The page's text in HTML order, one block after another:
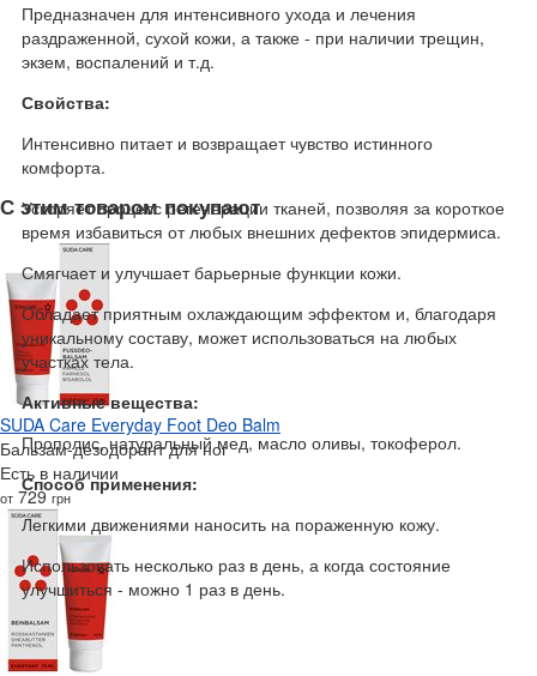
Предназначен для интенсивного ухода и лечения
раздраженной, сухой кожи, а также - при наличии трещин,
экзем, воспалений и т.д.
Свойства:
Интенсивно питает и возвращает чувство истинного
комфорта.
Ускоряет процесс регенерации тканей, позволяя за короткое
время избавиться от любых внешних дефектов эпидермиса.
Смягчает и улучшает барьерные функции кожи.
Обладает приятным охлаждающим эффектом и, благодаря
уникальному составу, может использоваться на любых
участках тела.
Активные вещества:
Прополис, натуральный мед, масло оливы, токоферол.
Способ применения:
Легкими движениями наносить на пораженную кожу.
Использовать несколько раз в день, а когда состояние
улучшиться - можно 1 раз в день.
С этим товаром покупают
SUDA Care Everyday Foot Deo Balm
Бальзам-дезодорант для ног
Есть в наличии
от 729грн